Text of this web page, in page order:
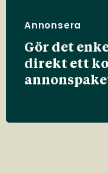
Annonsera
Gör det
direkt ett